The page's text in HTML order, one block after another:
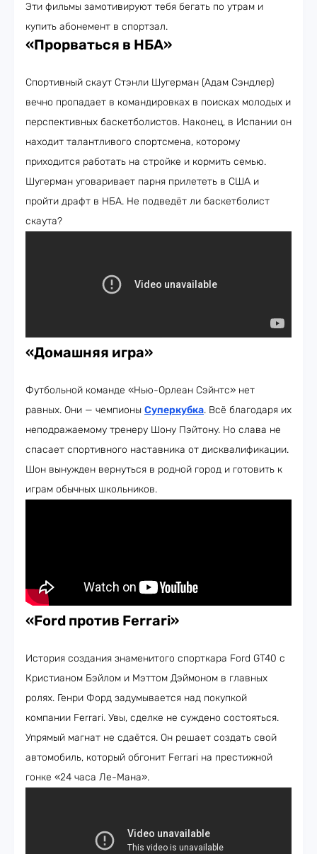
Эти фильмы замотивируют тебя бегать по утрам и
купить абонемент в спортзал.
«Прорваться в НБА»
Спортивный скаут Стэнли Шугерман (Адам Сэндлер)
вечно пропадает в командировках в поисках молодых и
перспективных баскетболистов. Наконец, в Испании он
находит талантливого спортсмена, которому
приходится работать на стройке и кормить семью.
Шугерман уговаривает парня прилететь в США и
пройти драфт в НБА. Не подведёт ли баскетболист
скаута?
«Домашняя игра»
Футбольной команде «Нью-Орлеан Сэйнтс» нет
равных. Они — чемпионы Суперкубка. Всё благодаря их
неподражаемому тренеру Шону Пэйтону. Но слава не
спасает спортивного наставника от дисквалификации.
Шон вынужден вернуться в родной город и готовить к
играм обычных школьников.
«Ford против Ferrari»
История создания знаменитого спорткара Ford GT40 с
Кристианом Бэйлом и Мэттом Дэймоном в главных
ролях. Генри Форд задумывается над покупкой
компании Ferrari. Увы, сделке не суждено состояться.
Упрямый магнат не сдаётся. Он решает создать свой
автомобиль, который обгонит Ferrari на престижной
гонке «24 часа Ле-Мана».